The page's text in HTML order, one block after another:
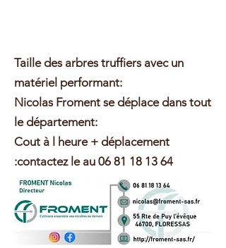
Taille des arbres truffiers avec un
matériel performant:
Nicolas Froment se déplace dans tout
le département:
Cout à l heure + déplacement
:contactez le au 06 81 18 13 64